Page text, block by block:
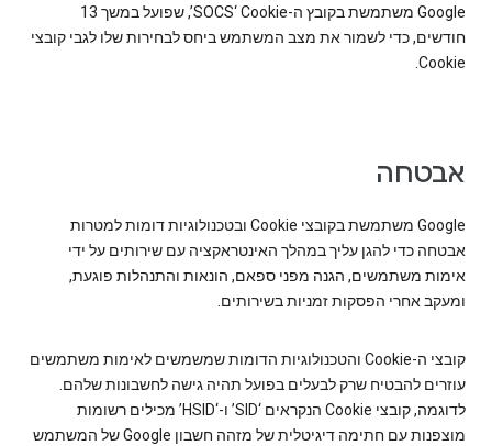
Google משתמשת בקובץ ה-Cookie‏ ‘SOCS’, שפועל במשך 13
חודשים, כדי לשמור את מצב המשתמש ביחס לבחירות שלו לגבי קובצי
Cookie.
אבטחה
‫Google משתמשת בקובצי Cookie ובטכנולוגיות דומות למטרות
אבטחה כדי להגן עליך במהלך האינטראקציה עם שירותים על ידי
אימות משתמשים, הגנה מפני ספאם, הונאות והתנהלות פוגעת,
ומעקב אחרי הפסקות זמניות בשירותים.
קובצי ה-Cookie והטכנולוגיות הדומות שמשמשים לאימות משתמשים
עוזרים להבטיח שרק לבעלים בפועל תהיה גישה לחשבונות שלהם.
לדוגמה, קובצי Cookie הנקראים ‘SID’ ו-‘HSID’ מכילים רשומות
מוצפנות עם חתימה דיגיטלית של מזהה חשבון Google של המשתמש